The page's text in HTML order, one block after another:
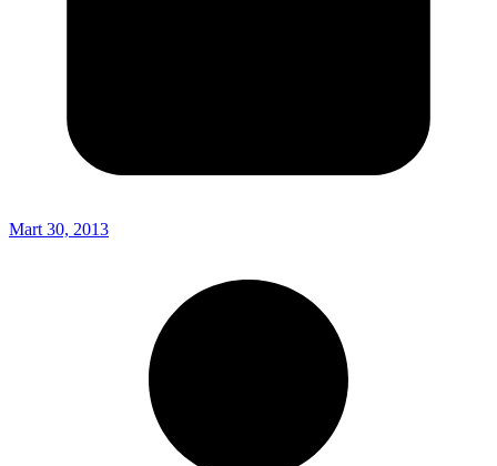
Mart 30, 2013